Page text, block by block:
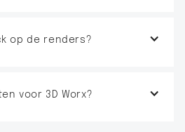
op de renders?
voor 3D Worx?